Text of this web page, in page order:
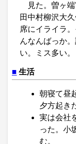
見た。曽ヶ
田中村柳沢大
席にイライラ
んなんばっか
い。ミス多い。
■ 生活
朝寝て昼
夕方起き
実は会社
った。小
む。